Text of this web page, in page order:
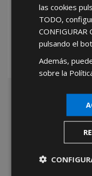
*Abstenerse
las cookies
TODO,
CONFIGURAR
pulsando el
Además,
sobre la